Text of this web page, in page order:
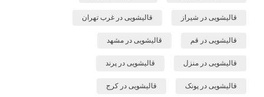
قالیشویی در شیراز قالیشویی در غرب تهران
قالیشویی در قم قالیشویی در مشهد
قالیشویی در منزل قالیشویی در پرند
قالیشویی در پونک قالیشویی در کرج